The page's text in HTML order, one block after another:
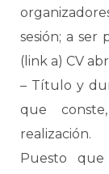
sesión; a
(link a) CV
– Título y
que
realización.
Puesto